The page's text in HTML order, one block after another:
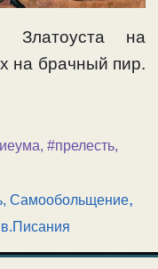
Златоуста на
на брачный пир.
, #прелесть,
Самообольщение,